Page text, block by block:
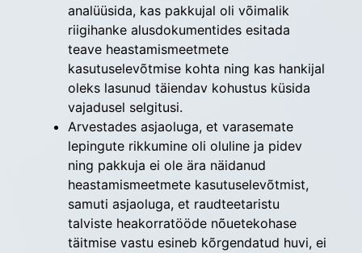
analüüsida, kas pakkujal oli võimalik
riigihanke alusdokumentides esitada
teave heastamismeetmete
kasutuselevõtmise kohta ning kas hankijal
oleks lasunud täiendav kohustus küsida
vajadusel selgitusi.
Arvestades asjaoluga, et varasemate
lepingute rikkumine oli oluline ja pidev
ning pakkuja ei ole ära näidanud
heastamismeetmete kasutuselevõtmist,
samuti asjaoluga, et raudteetaristu
talviste heakorratööde nõuetekohase
täitmise vastu esineb kõrgendatud huvi, ei